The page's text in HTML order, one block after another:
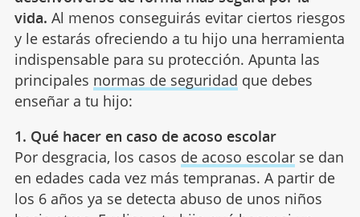
vida. Al menos conseguirás evitar ciertos riesgos
y le estarás ofreciendo a tu hijo una herramienta
indispensable para su protección. Apunta las
principales normas de seguridad que debes
enseñar a tu hijo:
1. Qué hacer en caso de acoso escolar
Por desgracia, los casos de acoso escolarse dan
en edades cada vez más tempranas. A partir de
los 6 años ya se detecta abuso de unos niños